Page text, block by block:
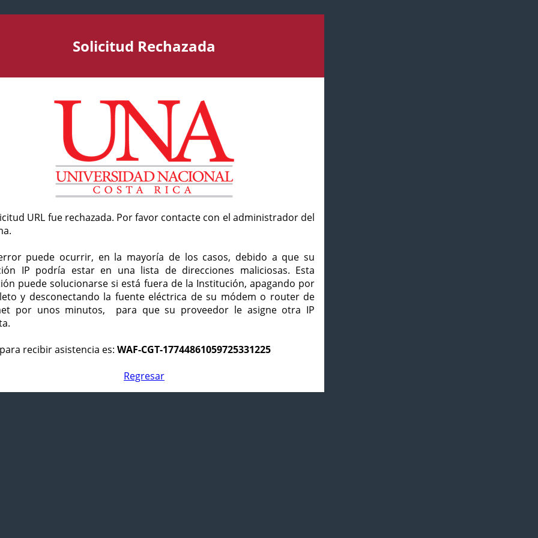
Solicitud Rechazada
URL fue rechazada. Por favor contacte con el administrador del
puede ocurrir, en la mayoría de los casos, debido a que su
IP podría estar en una lista de direcciones maliciosas. Esta
puede solucionarse si está fuera de la Institución, apagando por
y desconectando la fuente eléctrica de su módem o router de
por unos minutos, para que su proveedor le asigne otra IP
recibir asistencia es: WAF-CGT-17744861059725331225
Regresar